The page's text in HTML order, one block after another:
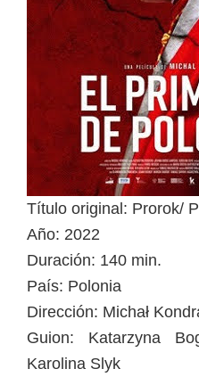
Título original: Prorok/
Año: 2022
Duración: 140 min.
País: Polonia
Dirección: Michał
Guion: Katarzyna
Karolina Slyk